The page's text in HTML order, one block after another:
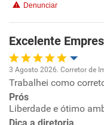
Denunciar
Excelente
Oportunidade de
Ambiente de trabalho
3 Agosto 2026. Corretor de
Trabalhei como
Prós
Liberdade e ótimo